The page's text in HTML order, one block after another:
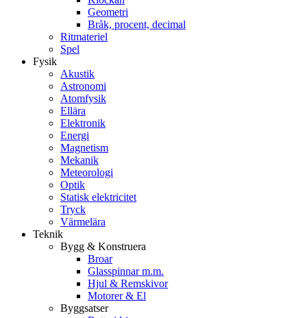
Geometri
Bråk, procent, decimal
Ritmateriel
Spel
Fysik
Akustik
Astronomi
Atomfysik
Ellära
Elektronik
Energi
Magnetism
Mekanik
Meteorologi
Optik
Statisk elektricitet
Tryck
Värmelära
Teknik
Bygg & Konstruera
Broar
Glasspinnar m.m.
Hjul & Remskivor
Motorer & El
Byggsatser